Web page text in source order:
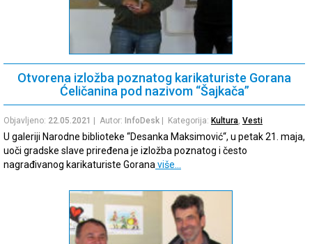
Otvorena izložba poznatog karikaturiste Gorana
Ćeličanina pod nazivom “Šajkača”
Objavljeno: 22.05.2021 | Autor: InfoDesk | Kategorija: Kultura Vesti
U galeriji Narodne biblioteke “Desanka Maksimović“, u petak 21. maja,
uoči gradske slave priređena je izložba poznatog i često
nagrađivanog karikaturiste Gorana više…